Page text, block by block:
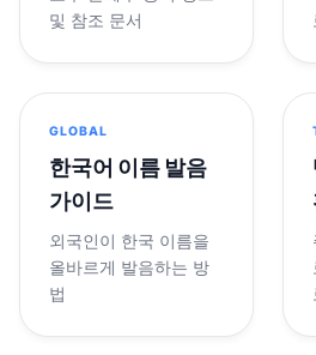
및 참조 문서
GLOBAL
한국어 이름 발음
가이드
외국인이 한국 이름을
올바르게 발음하는 방
법